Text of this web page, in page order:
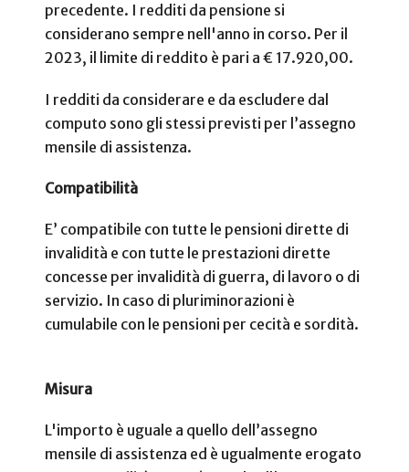
precedente. I redditi da pensione si
considerano sempre nell'anno in corso. Per il
2023, il limite di reddito è pari a € 17.920,00.
I redditi da considerare e da escludere dal
computo sono gli stessi previsti per l’assegno
mensile di assistenza.
Compatibilità
E’ compatibile con tutte le pensioni dirette di
invalidità e con tutte le prestazioni dirette
concesse per invalidità di guerra, di lavoro o di
servizio. In caso di pluriminorazioni è
cumulabile con le pensioni per cecità e sordità.
Misura
L'importo è uguale a quello dell’assegno
mensile di assistenza ed è ugualmente erogato